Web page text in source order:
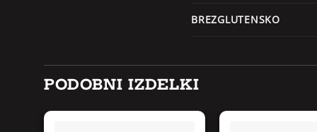
BREZGLUTENSKO
PODOBNI IZDELKI